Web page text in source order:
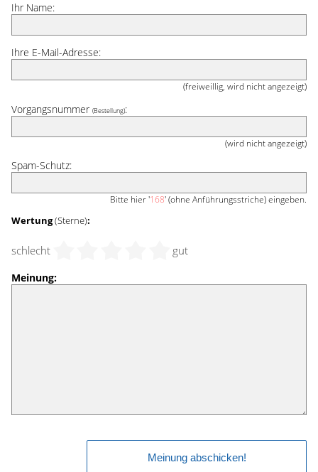
Ihr Name:
Ihre E-Mail-Adresse:
(freiweillig, wird nicht angezeigt)
Vorgangsnummer (Bestellung):
(wird nicht angezeigt)
Spam-Schutz:
Bitte hier '168' (ohne Anführungsstriche) eingeben.
Wertung(Sterne):
schlecht gut
Meinung: